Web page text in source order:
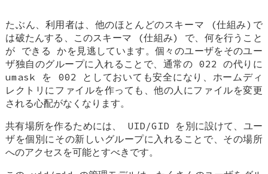
たぶん、利用者は、他のほとんどのスキーマ (仕組み)で
は破たんする、このスキーマ (仕組み) で、何を行うこと
が できる かを見逃しています。個々のユーザをそのユー
ザ独自のグループに入れることで、通常の 022 の代りに
umask を 002 としておいても安全になり、ホームディ
レクトリにファイルを作っても、他の人にファイルを変更
される心配がなくなります。
共有場所を作るためには、 UID/GID を別に設けて、ユー
ザを個別にその新しいグループに入れることで、その場所
へのアクセスを可能とすべきです。